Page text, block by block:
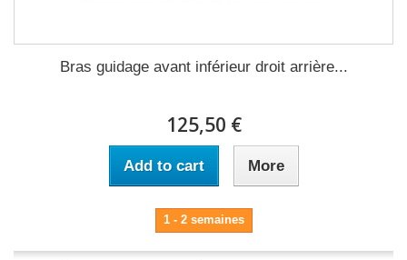
Bras guidage avant inférieur droit arrière...
125,50 €
Add to cart More
1 - 2 semaines